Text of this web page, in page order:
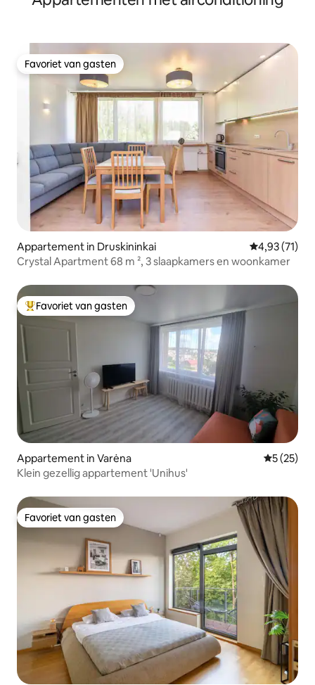
Favoriet van gasten
Favoriet van gasten
Appartement in Druskininkai Gemiddelde
4,93 (71)
Crystal Apartment 68 m ², 3 slaapkamers en woonkamer
Topfavoriet van gasten
Favoriet van gasten
Appartement in Varėna
5 (25)
Klein gezellig appartement 'Unihus'
Favoriet van gasten
Favoriet van gasten